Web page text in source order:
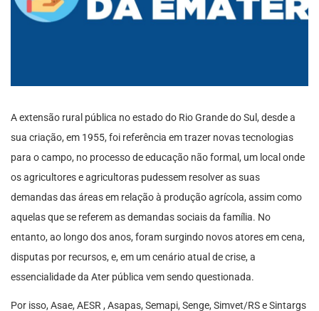
A extensão rural pública no estado do Rio Grande do Sul, desde a
sua criação, em 1955, foi referência em trazer novas tecnologias
para o campo, no processo de educação não formal, um local onde
os agricultores e agricultoras pudessem resolver as suas
demandas das áreas em relação à produção agrícola, assim como
aquelas que se referem as demandas sociais da família. No
entanto, ao longo dos anos, foram surgindo novos atores em cena,
disputas por recursos, e, em um cenário atual de crise, a
essencialidade da Ater pública vem sendo questionada.
Por isso, Asae, AESR , Asapas, Semapi, Senge, Simvet/RS e Sintargs